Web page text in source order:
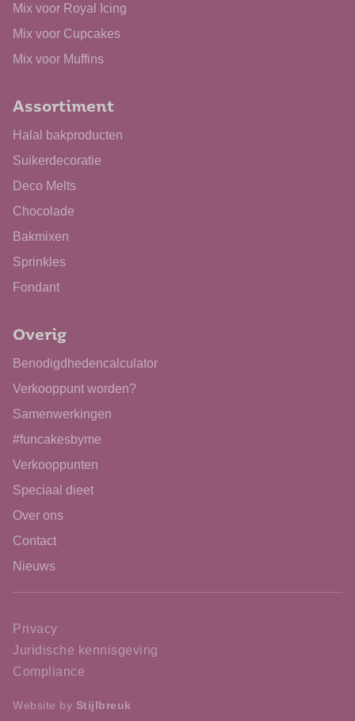
Mix voor Royal Icing
Mix voor Cupcakes
Mix voor Muffins
Assortiment
Halal bakproducten
Suikerdecoratie
Deco Melts
Chocolade
Bakmixen
Sprinkles
Fondant
Overig
Benodigdhedencalculator
Verkooppunt worden?
Samenwerkingen
#funcakesbyme
Verkooppunten
Speciaal dieet
Over ons
Contact
Nieuws
Privacy
Juridische kennisgeving
Compliance
Website by Stijlbreuk